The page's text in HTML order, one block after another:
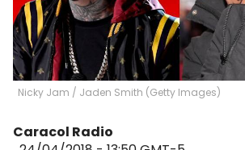
Nicky Jam / Jaden Smith (Getty Images)
Caracol Radio